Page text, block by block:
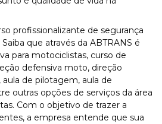
profissionalizante de segurança
que através da ABTRANS é
para motociclistas, curso de
defensiva moto, direção
de pilotagem, aula de
outras opções de serviços da área
Com o objetivo de trazer a
a empresa entende que sua